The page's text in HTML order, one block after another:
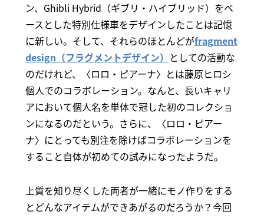
ン、Ghibli Hybrid（ギブリ・ハイブリッド）をベ
ースとした特別仕様車をデザインしたことは記憶
に新しい。そして、それらのほとんどがfragment
design（フラグメントデザイン） としての活動な
のだけれど、〈ロロ・ピアーナ〉とは藤原ヒロシ
個人でのコラボレーション。なんと、長いキャリ
アにおいて個人名を単体で冠した初のコレクショ
ンになるのだという。さらに、〈ロロ・ピアー
ナ〉にとっても別注を除けばコラボレーションを
すること自体が初めての試みになったようだ。
上質を知り尽くした両者が一緒にモノ作りをする
とどんなアイテムができあがるのだろうか？今回